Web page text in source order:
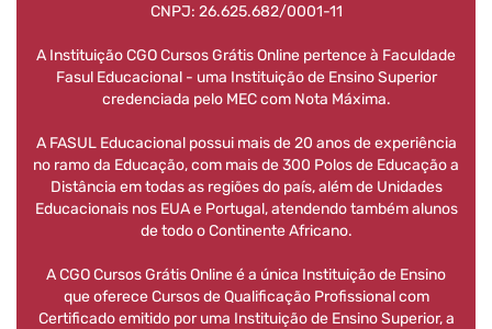
CNPJ: 26.625.682/0001-11
A Instituição CGO Cursos Grátis Online pertence à Faculdade
Fasul Educacional - uma Instituição de Ensino Superior
credenciada pelo MEC com Nota Máxima.
A FASUL Educacional possui mais de 20 anos de experiência
no ramo da Educação, com mais de 300 Polos de Educação a
Distância em todas as regiões do país, além de Unidades
Educacionais nos EUA e Portugal, atendendo também alunos
de todo o Continente Africano.
A CGO Cursos Grátis Online é a única Instituição de Ensino
que oferece Cursos de Qualificação Profissional com
Certificado emitido por uma Instituição de Ensino Superior, a